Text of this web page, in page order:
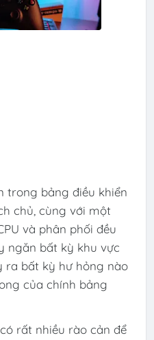
trong bảng điều khiển
chủ, cùng với một
và phân phối đều
ngăn bất kỳ khu vực
ra bất kỳ hư hỏng nào
của chính bảng
rất nhiều rào cản để